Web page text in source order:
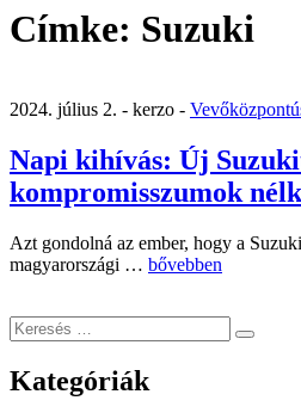
Címke: Suzuki
2024. július 2. - kerzo -
Napi kihívás: Új
kompromisszumok
Azt gondolná az ember, hogy a
magyarországi … „Napi
nélkül”
bővebben
Keresés
a
következő
kifejezésre:
Keresés
Kategóriák